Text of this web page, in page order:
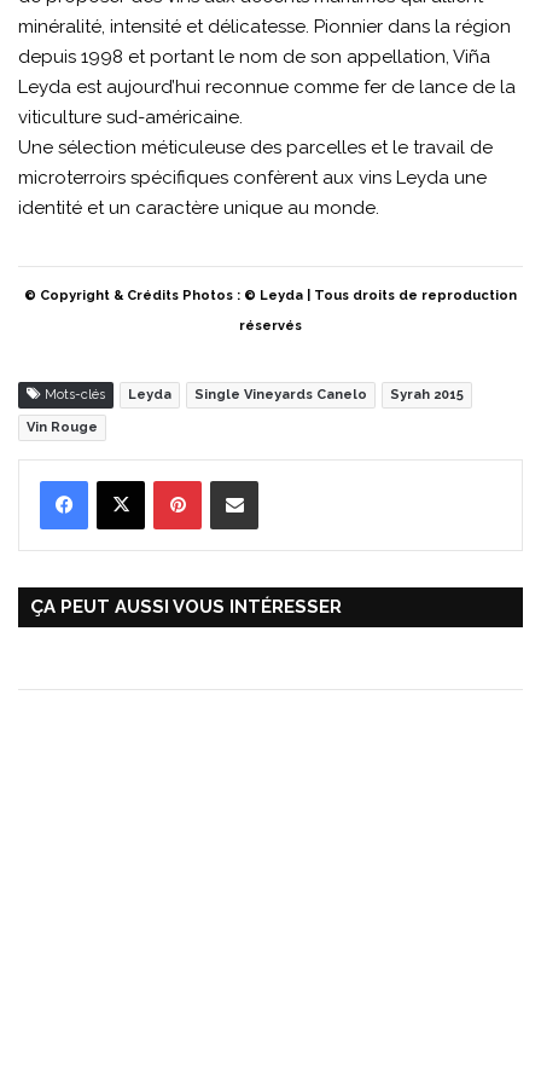
minéralité, intensité et délicatesse. Pionnier dans la région
depuis 1998 et portant le nom de son appellation, Viña
Leyda est aujourd’hui reconnue comme fer de lance de la
viticulture sud-américaine.
Une sélection méticuleuse des parcelles et le travail de
microterroirs spécifiques confèrent aux vins Leyda une
identité et un caractère unique au monde.
© Copyright & Crédits Photos : © Leyda
| Tous droits de reproduction
réservés
Mots-clés Leyda Single Vineyards Canelo Syrah 2015
Vin Rouge
ÇA PEUT AUSSI VOUS INTÉRESSER